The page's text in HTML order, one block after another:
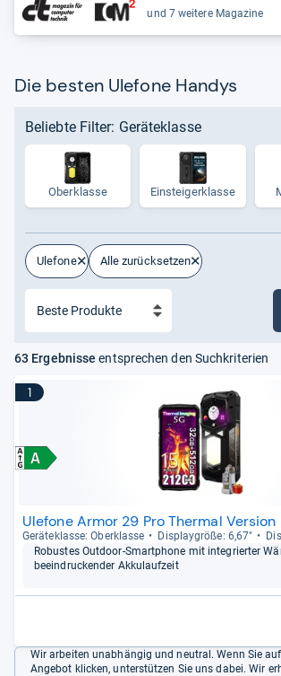
und 7 weitere Magazine
Die besten Ulefone Handys
Beliebte Filter: Geräteklasse
Oberklasse Ein­stei­ger­klasse
Ulefone Alle zurücksetzen
63 Ergebnisse entsprechen den Suchkriterien
1
Ulefone Armor 29 Pro Thermal Version
Gerä­te­klasse: Ober­klasse Dis­play­größe: 6,67"
Robus­tes Out­door-​Smart­phone mit inte­grier­ter
beein­dru­cken­der Akku­lauf­zeit
Wir arbeiten unabhängig und neutral. Wenn Sie
Angebot klicken, unterstützen Sie uns dabei. Wir